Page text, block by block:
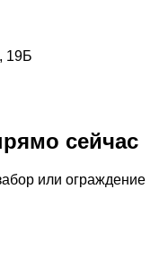
19Б
сейчас
или ограждение